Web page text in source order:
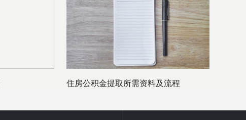
住房公积金提取所需资料及流程